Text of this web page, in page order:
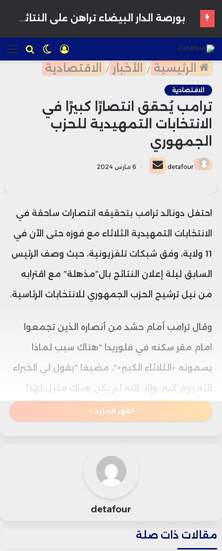
للبحث الوضع
المظلم
تسجيل
الدخول
الرئيسية / الأخبار / الاقتصادية
الاقتصادية
ترامب يُحقق انتصارًا كبيرًا في
الانتخابات التمهيدية للحزب
الجمهوري
detafour
أرسل
بريدا
6 مارس 2024
احتفل دونالد ترامب بتحقيقه انتصارات ساحقة في
الانتخابات التمهيدية الثلاثاء مع فوزه حتى الآن في
11 ولاية، وفق شبكات تلفزيونية، حيث وصف الرئيس
السابق ليلة إعلان النتائج بال”مذهلة” مع اقترابه
من نيل ترشيح الحزب الجمهوري للانتخابات الرئاسية.
وقال ترامب أمام حشد من أنصاره الذين تجمعوا
امام مقر سكنه في فلوريدا “هناك سبب لماذا
يسمونه +الثلاثاء الكبير+”، مضيفا “يقول لي الخبراء
لأنه يوم كبير، وإلا، لأنه لم يكن هناك مثيل لهذا
اليوم من قبل ولا أي شيء بهذا الحسم، على
اظهر المزيد
detafour
مقالات ذات صلة